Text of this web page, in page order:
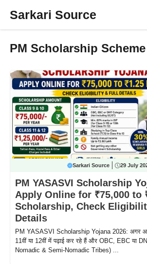
Sarkari Source
PM Scholarship Scheme
Sarkari Source 29 July
PM YASASVI Scholarship
Apply Online for ₹75,000 to
Scholarship, Check
Details
PM YASASVI Scholarship Yojana 2026: अगर आप
11वीं या 12वीं में पढ़ाई कर रहे हैं और OBC, EBC या
Nomadic & Semi-Nomadic Tribes) ...